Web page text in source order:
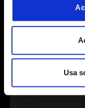
Usa
INSERISCI IL